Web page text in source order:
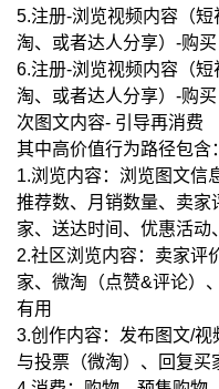
5.注册-浏览视频内容（
淘、或者达人分享）-购买
6.注册-浏览视频内容（
淘、或者达人分享）-购
次图文内容- 引导再消费
其中高价值行为路径包含：
1.浏览内容：浏览图文信
推荐数、月销数量、卖家
家、送达时间、优惠活
2.社区浏览内容：卖家评
家、微淘（点赞&评论）
有用
3.创作内容：发布图文/
与投票（微淘）、回复买